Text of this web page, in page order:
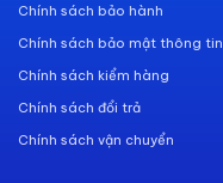
Chính sách bảo hành
Chính sách bảo mật thông tin
Chính sách kiểm hàng
Chính sách đổi trả
Chính sách vận chuyển